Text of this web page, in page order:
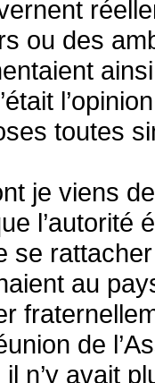
ou des
toutes
je viens
l’autorité
se
au
de
n’y avait